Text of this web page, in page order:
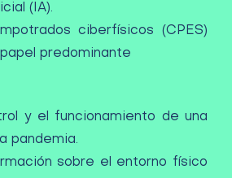
(IA).
ciberfísicos (CPES)
predominante
y el funcionamiento de una
pandemia.
sobre el entorno físico